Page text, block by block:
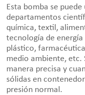
Esta bomba se
departamentos
química, textil,
tecnología de
plástico,
medio ambiente, etc.
manera precisa y
sólidas en
presión normal.